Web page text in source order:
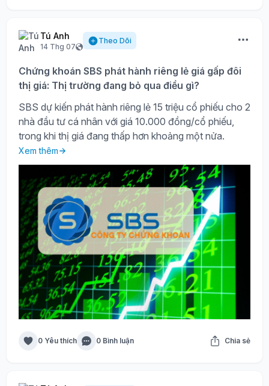
Tú Anh
14 Thg 07
Theo Dõi
Chứng khoán SBS phát hành riêng lẻ giá gấp đôi
thị giá: Thị trường đang bỏ qua điều gì?
SBS dự kiến phát hành riêng lẻ 15 triệu cổ phiếu cho 2
nhà đầu tư cá nhân với giá 10.000 đồng/cổ phiếu,
trong khi thị giá đang thấp hơn khoảng một nửa.
Xem thêm
0 Yêu thích 0 Bình luận Chia sẻ